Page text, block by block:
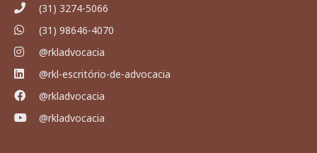
(31) 3274-5066
(31) 98646-4070
@rkladvocacia
@rkl-escritório-de-advocacia
@rkladvocacia
@rkladvocacia